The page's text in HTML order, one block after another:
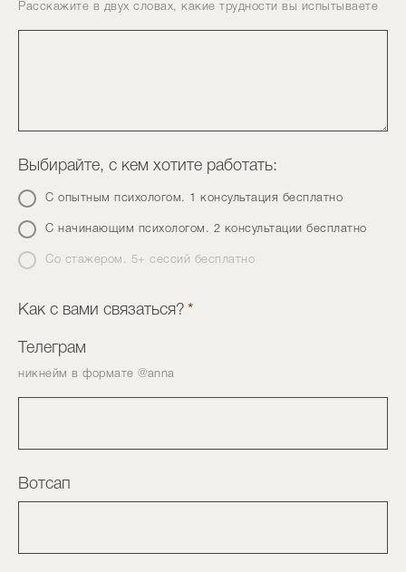
Расскажите в двух словах, какие трудности вы испытываете
Выбирайте, с кем хотите работать:
С опытным психологом. 1 консультация бесплатно
С начинающим психологом. 2 консультации бесплатно
Со стажером. 5+ сессий бесплатно
Как с вами связаться? *
Телеграм
никнейм в формате @anna
Вотсап